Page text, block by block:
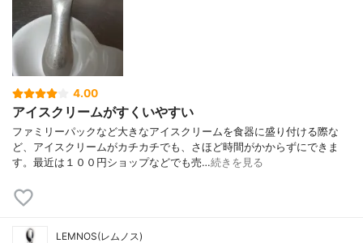
4.00
アイスクリームがすくいやすい
ファミリーパックなど大きなアイスクリームを食器に盛り付ける際な
ど、アイスクリームがカチカチでも、さほど時間がかからずにできま
す。最近は１００円ショップなどでも売…続きを見る
LEMNOS(レムノス)